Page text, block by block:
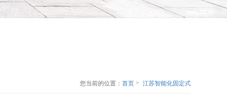
您当前的位置： 首页 > 江苏智能化固定式